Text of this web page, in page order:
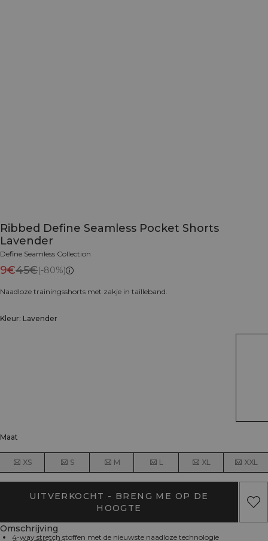
Ribbed Define Seamless Pocket Shorts
Lavender
Define Seamless Collection
9€45€(-80%)
Naadloze trainingsshorts met zakje in tailleband.
Kleur: Lavender
Maat
XS S M L XL XXL
UITVERKOCHT - BRENG ME OP DE
HOOGTE
Omschrijving
4-way stretch stoffen met de nieuwste naadloze technologie